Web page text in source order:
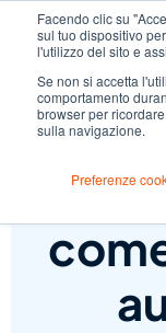
Facendo clic su
sul tuo dispositivo
l'utilizzo del sito e
Se non si accetta
comportamento
browser per
sulla navigazione.
Preferenze